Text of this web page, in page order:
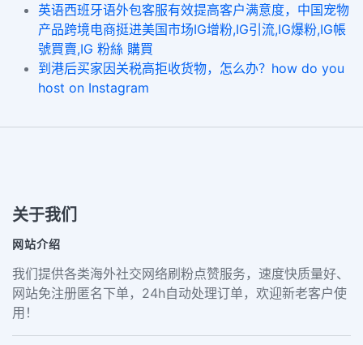
英语西班牙语外包客服有效提高客户满意度，中国宠物
产品跨境电商挺进美国市场IG增粉,IG引流,IG爆粉,IG帳
號買賣,IG 粉絲 購買
到港后买家因关税高拒收货物，怎么办？how do you
host on Instagram
关于我们
网站介绍
我们提供各类海外社交网络刷粉点赞服务，速度快质量好、
网站免注册匿名下单，24h自动处理订单，欢迎新老客户使
用！